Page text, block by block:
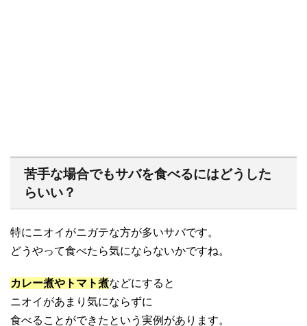
苦手な場合でもサバを食べるにはどうした
らいい？
特にニオイがニガテな方が多いサバです。
どうやって食べたら気にならないかですね。
カレー煮やトマト煮などにすると
ニオイがあまり気にならずに
食べることができたという実例があります。